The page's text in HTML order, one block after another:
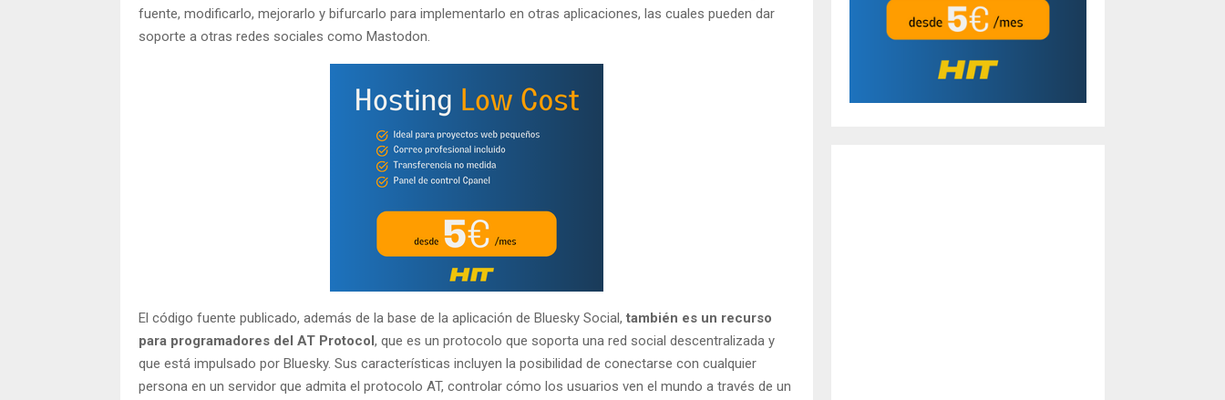
fuente, modificarlo, mejorarlo y bifurcarlo para implementarlo en otras aplicaciones, las cuales pueden dar
soporte a otras redes sociales como Mastodon.
El código fuente publicado, además de la base de la aplicación de Bluesky Social, también es un recurso
para programadores del AT Protocol, que es un protocolo que soporta una red social descentralizada y
que está impulsado por Bluesky. Sus características incluyen la posibilidad de conectarse con cualquier
persona en un servidor que admita el protocolo AT, controlar cómo los usuarios ven el mundo a través de un